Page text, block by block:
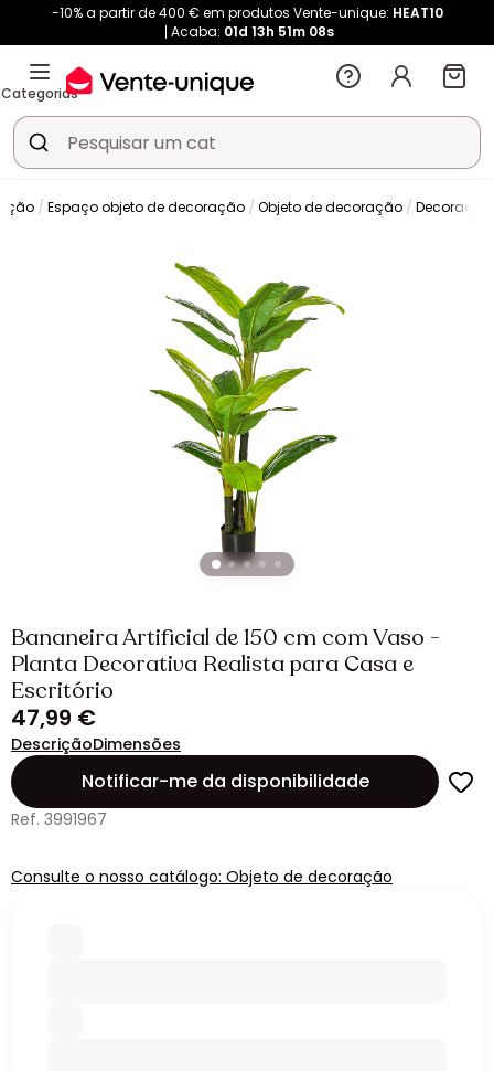
-10% a partir de 400 € em produtos Vente-unique: HEAT10
Acaba: 01d 13h 51m 07s
Categorias
Espaço objeto de decoração Objeto de decoração
Bananeira Artificial de 150 cm com Vaso -
Planta Decorativa Realista para Casa e
Escritório
47,99 €
DescriçãoDimensões
Notificar-me da disponibilidade
Ref. 3991967
Consulte o nosso catálogo: Objeto de decoração